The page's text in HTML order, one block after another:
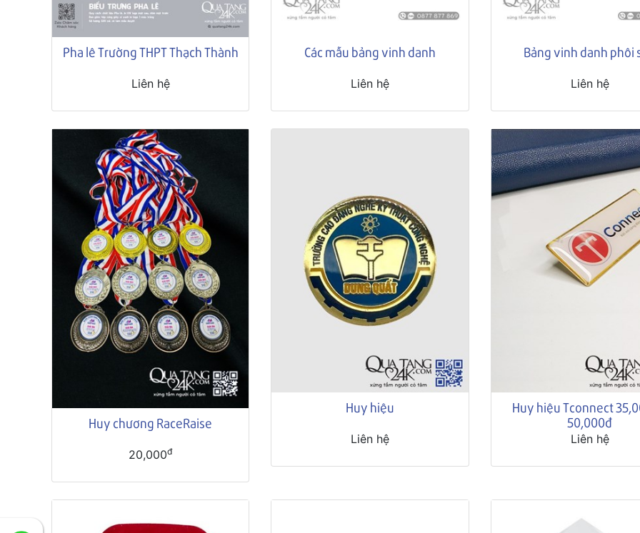
Pha lê Trường THPT Thạch Thành
Liên hệ
Các mẫu bảng vinh danh
Liên hệ
Bảng vinh danh phôi
Liên hệ
Huy chương RaceRaise
20,000đ
Huy hiệu
Liên hệ
Huy hiệu Tconnect
50,000đ
Liên hệ